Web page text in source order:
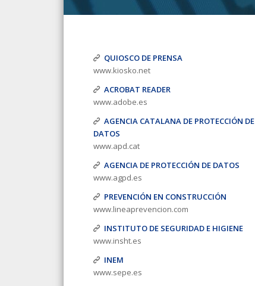
QUIOSCO DE PRENSA
www.kiosko.net
ACROBAT READER
www.adobe.es
AGENCIA CATALANA DE PROTECCIÓN DE
DATOS
www.apd.cat
AGENCIA DE PROTECCIÓN DE DATOS
www.agpd.es
PREVENCIÓN EN CONSTRUCCIÓN
www.lineaprevencion.com
INSTITUTO DE SEGURIDAD E HIGIENE
www.insht.es
INEM
www.sepe.es